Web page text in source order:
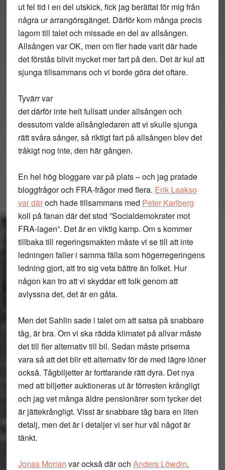
ut fel tid i en del utskick, fick jag berättat för mig från
några ur arrangörsgänget. Därför kom många precis
lagom till talet och missade en del av allsången.
Allsången var OK, men om fler hade varit där hade
det förstås blivit mycket mer fart på den. Det är kul att
sjunga tillsammans och vi borde göra det oftare.
Tyvärr var
det därför inte helt fullsatt under allsången och
dessutom valde allsångledaren att vi skulle sjunga
rätt svåra sånger, så riktigt fart på allsången blev det
tråkigt nog inte, den här gången.
En hel hög bloggare var på plats – och jag pratade
bloggfrågor och FRA-frågor med flera. Erik Laakso
var däroch hade tillsammans med Peter Karlberg
koll på fanan där det stod ”Socialdemokrater mot
FRA-lagen”. Det är en viktig kamp. Om s kommer
tillbaka till regeringsmakten måste vi se till att inte
ledningen faller i samma fälla som högerregeringens
ledning gjort, att tro sig veta bättre än folket. Hur
någon kan tro att vi skyddar ett folk genom att
avlyssna det, det är en gåta.
Men det Sahlin sade i talet om att satsa på snabbare
tåg, är bra. Om vi ska rädda klimatet på allvar måste
det till fler alternativ till bil. Sedan måste priserna
vara så att det blir ett alternativ för de med lägre löner
också. Tågbiljetter är fortfarande rätt dyra. Det nya
med att biljetter auktioneras ut är förresten krångligt
och jag vet många äldre pensionärer som tycker det
är jättekrångligt. Visst är snabbare tåg bara en liten
detalj, men det är i detaljer vi ser hur väl något är
tänkt.
Jonas Morian var också där och Anders Löwdin,